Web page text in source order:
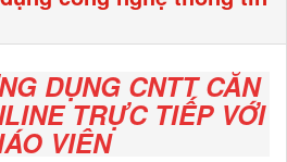
DỤNG CNTT CĂN
TRỰC TIẾP VỚI
VIÊN